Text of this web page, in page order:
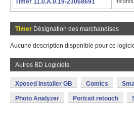
Timer 11.0.A.0.19-23068691
Timer Désignation des marchandises
Aucune description disponible pour ce
Autres BD Logiciels
Xposed Installer GB Comics
Photo Analyzer Portrait retouch